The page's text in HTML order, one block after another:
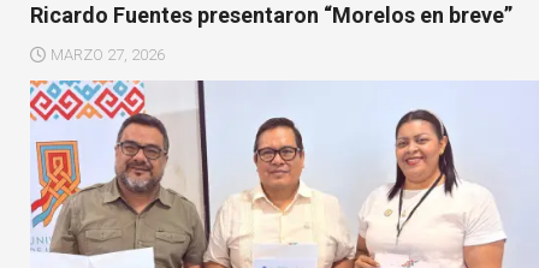
Ricardo Fuentes presentaron “Morelos en breve”
MARZO 27, 2026